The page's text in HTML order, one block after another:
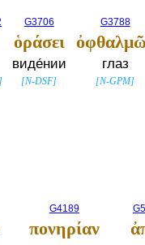
G3706
ὁράσει
виде́нии
[N-DSF]
G3788
глаз
[N-GPM]
G4189
πονηρίαν